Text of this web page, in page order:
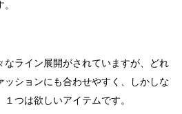
なライン展開がされていますが、どれ
ッションにも合わせやすく、しかしな
つは欲しいアイテムです。